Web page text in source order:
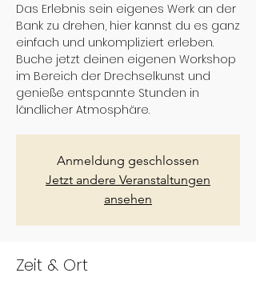
Das Erlebnis sein eigenes Werk an der
Bank zu drehen, hier kannst du es ganz
einfach und unkompliziert erleben.
Buche jetzt deinen eigenen Workshop
im Bereich der Drechselkunst und
genieße entspannte Stunden in
ländlicher Atmosphäre.
Anmeldung geschlossen
Jetzt andere Veranstaltungen
ansehen
Zeit & Ort